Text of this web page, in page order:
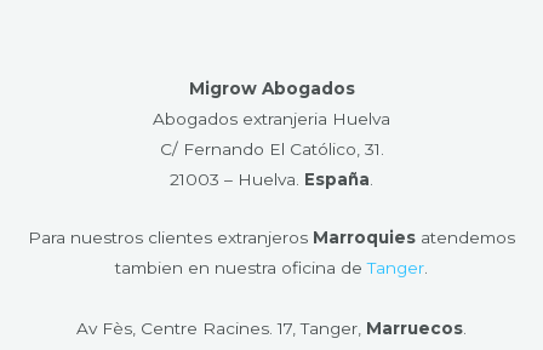
Migrow Abogados
Abogados extranjeria Huelva
C/ Fernando El Católico, 31.
21003 – Huelva​. España
Para nuestros clientes extranjeros Marroquies atendemos
tambien en nuestra oficina deTanger.
Av Fès, Centre Racines. 17, Tanger, Marruecos.